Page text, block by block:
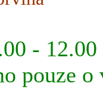
-
pouze o